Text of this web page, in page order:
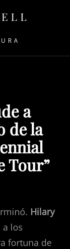
a
de la
Tour”
Hilary
los
fortuna de